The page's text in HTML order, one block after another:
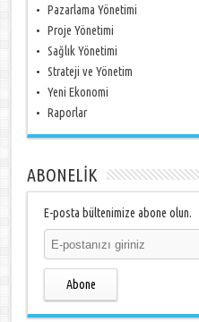
Pazarlama Yönetimi
Proje Yönetimi
Sağlık Yönetimi
Strateji ve Yönetim
Yeni Ekonomi
Raporlar
ABONELİK
E-posta bültenimize abone olun.
Abone